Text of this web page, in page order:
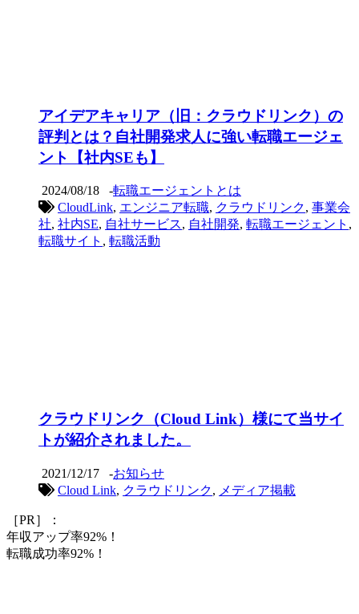
アイデアキャリア（旧：クラウドリンク）の
評判とは？自社開発求人に強い転職エージェ
ント【社内SEも】
2024/08/18 -転職エージェントとは
CloudLink, エンジニア転職, クラウドリンク, 事業会
社, 社内SE, 自社サービス, 自社開発, 転職エージェント ,
転職サイト , 転職活動
クラウドリンク（Cloud Link）様にて当サイ
トが紹介されました。
2021/12/17 -お知らせ
Cloud Link, クラウドリンク, メディア掲載
［PR］：
年収アップ率92%！
転職成功率92%！